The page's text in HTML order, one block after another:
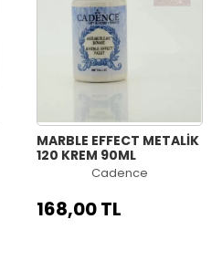
MARBLE EFFECT METALİK
120 KREM 90ML
Cadence
168,00 TL